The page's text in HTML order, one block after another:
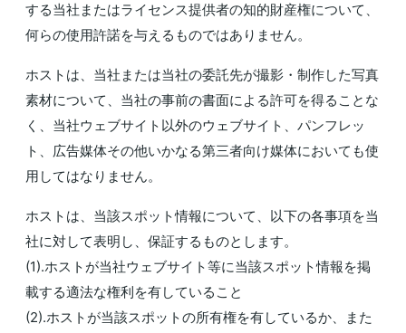
する当社またはライセンス提供者の知的財産権について、
何らの使用許諾を与えるものではありません。
ホストは、当社または当社の委託先が撮影・制作した写真
素材について、当社の事前の書面による許可を得ることな
く、当社ウェブサイト以外のウェブサイト、パンフレッ
ト、広告媒体その他いかなる第三者向け媒体においても使
用してはなりません。
ホストは、当該スポット情報について、以下の各事項を当
社に対して表明し、保証するものとします。
(1).ホストが当社ウェブサイト等に当該スポット情報を掲
載する適法な権利を有していること
(2).ホストが当該スポットの所有権を有しているか、また